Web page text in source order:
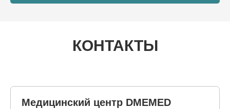
КОНТАКТЫ
Медицинский центр DMEMED